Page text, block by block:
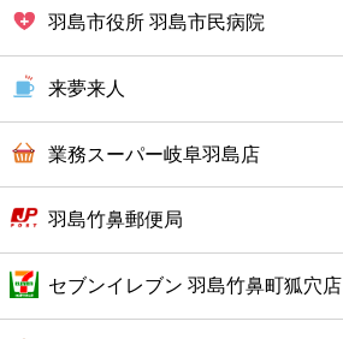
スーパー
エンタメ
レジャー
書店
ファミレス
羽島市役所 羽島市民病院
来夢来人
業務スーパー岐阜羽島店
羽島竹鼻郵便局
セブンイレブン 羽島竹鼻町狐穴店